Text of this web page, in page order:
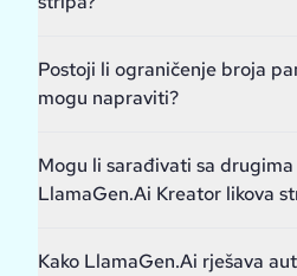
Postoji li ograničenje broja
mogu napraviti?
Mogu li sarađivati sa
LlamaGen.Ai Kreator likova
Kako LlamaGen.Ai rješava